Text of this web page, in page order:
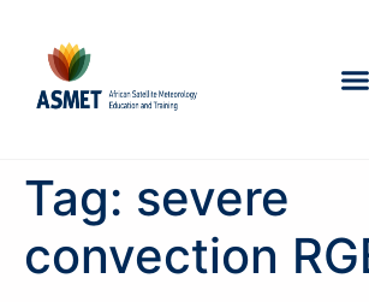
Tag: severe
convection